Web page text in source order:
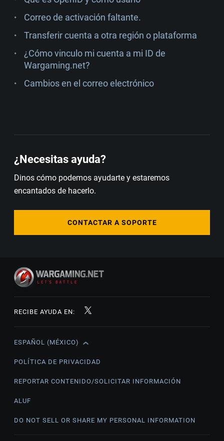
Correo de activación faltante.
Transferir cuenta a otra región o plataforma
¿Cómo vinculo mi cuenta a mi ID de
Wargaming.net?
Cambios en el correo electrónico
¿Necesitas ayuda?
Dinos cómo podemos ayudarte y estaremos
encantados de hacerlo.
CONTACTAR A SOPORTE
RECIBE AYUDA EN:
English
Čeština
Français
ESPAÑOL (MÉXICO)
POLÍTICA DE PRIVACIDAD
REPORTAR CONTENIDO/SOLICITAR INFORMACIÓN
ALUF
DO NOT SELL OR SHARE MY PERSONAL INFORMATION